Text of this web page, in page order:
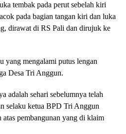
tembak pada perut sebelah kiri
pada bagian tangan kiri dan luka
dirawat di RS Pali dan dirujuk ke
yang mengalami putus lengan
Desa Tri Anggun.
adalah sehari sebelumnya telah
selaku ketua BPD Tri Anggun
pembangunan yang di klaim